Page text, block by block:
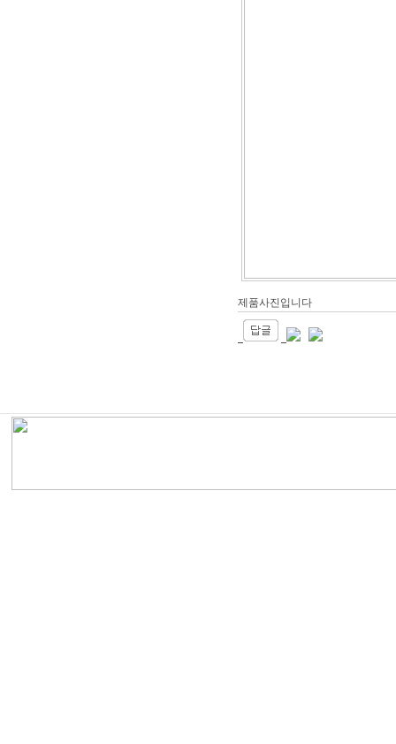
제품사진입니다